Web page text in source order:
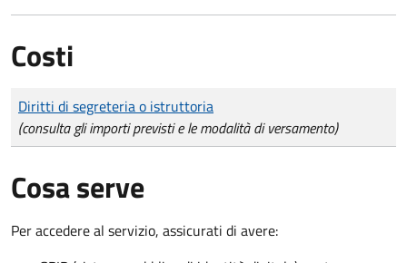
Costi
Tipo di pagamento
Importo
Diritti di segreteria o istruttoria
(consulta gli importi previsti e le modalità di versamento)
Cosa serve
Per accedere al servizio, assicurati di avere: